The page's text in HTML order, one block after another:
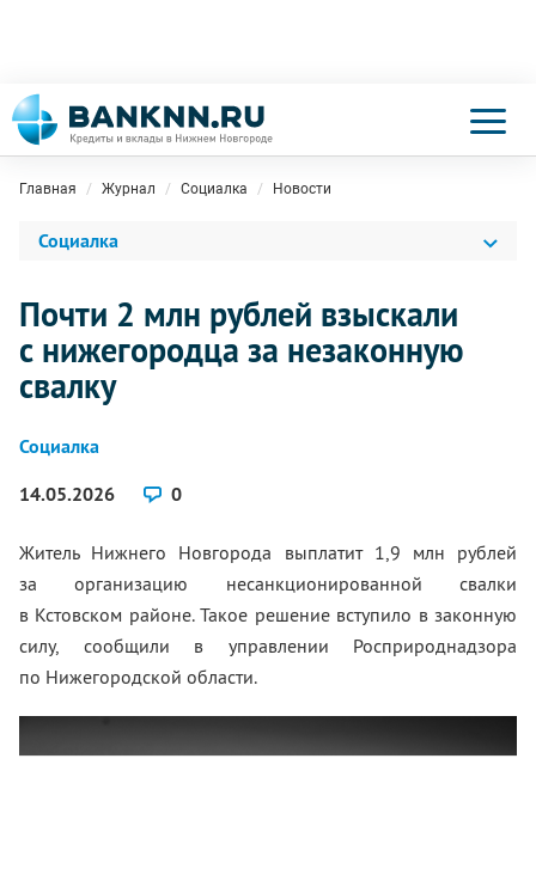
Главная Журнал Социалка Новости
Социалка
Почти 2 млн рублей взыскали
с нижегородца за незаконную
свалку
Социалка
14.05.2026
0
Житель Нижнего Новгорода выплатит 1,9 млн рублей
за организацию несанкционированной свалки
в Кстовском районе. Такое решение вступило в законную
силу, сообщили в управлении Росприроднадзора
по Нижегородской области.